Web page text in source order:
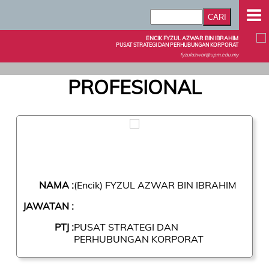
ENCIK FYZUL AZWAR BIN IBRAHIM
PUSAT STRATEGI DAN PERHUBUNGAN KORPORAT
fyzulazwar@upm.edu.my
PROFESIONAL
NAMA :(Encik) FYZUL AZWAR BIN IBRAHIM
JAWATAN :
PTJ :PUSAT STRATEGI DAN
PERHUBUNGAN KORPORAT